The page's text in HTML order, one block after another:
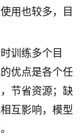
用也较多，目
训练多个目
优点是各个任
节省资源；缺
互影响，模型